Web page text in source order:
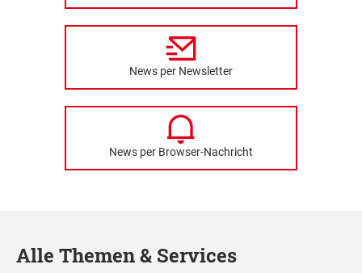
News per Newsletter
News per Browser-Nachricht
Alle Themen & Services